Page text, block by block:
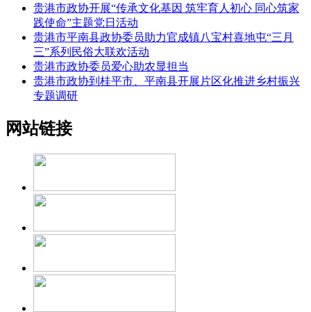
贵港市政协开展“传承文化基因 筑牢育人初心 同心筑家
践使命”主题党日活动
贵港市平南县政协委员助力官成镇八宝村喜地屯“三月
三”系列民俗大联欢活动
贵港市政协委员爱心助农显担当
贵港市政协到桂平市、平南县开展片区化推进乡村振兴
专题调研
网站链接